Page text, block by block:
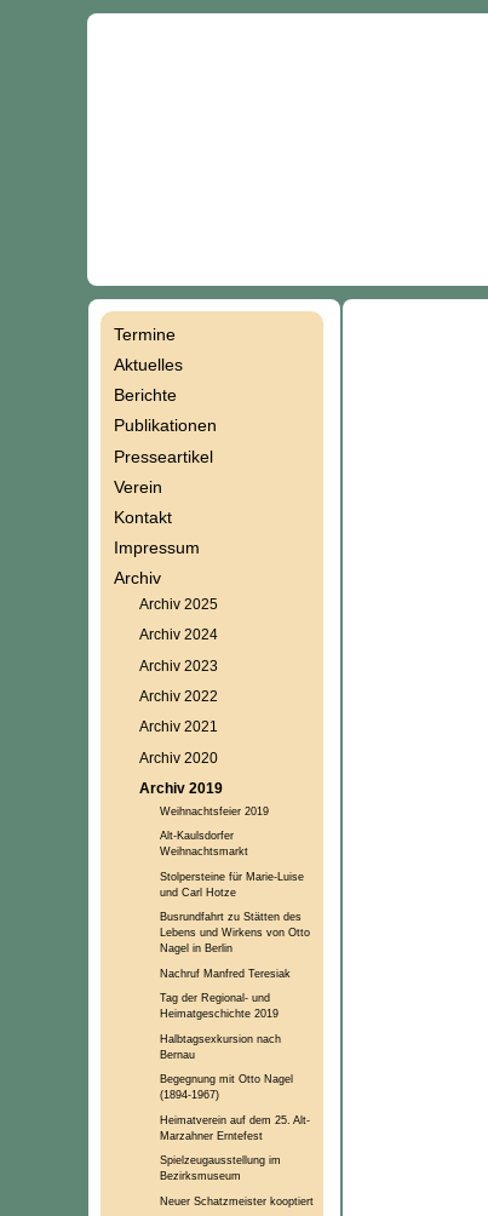
Termine
Aktuelles
Berichte
Publikationen
Presseartikel
Verein
Kontakt
Impressum
Archiv
Archiv 2025
Archiv 2024
Archiv 2023
Archiv 2022
Archiv 2021
Archiv 2020
Archiv 2019
Weihnachtsfeier 2019
Alt-Kaulsdorfer
Weihnachtsmarkt
Stolpersteine für Marie-Luise
und Carl Hotze
Busrundfahrt zu Stätten des
Lebens und Wirkens von Otto
Nagel in Berlin
Nachruf Manfred Teresiak
Tag der Regional- und
Heimatgeschichte 2019
Halbtagsexkursion nach
Bernau
Begegnung mit Otto Nagel
(1894-1967)
Heimatverein auf dem 25. Alt-
Marzahner Erntefest
Spielzeugausstellung im
Bezirksmuseum
Neuer Schatzmeister kooptiert